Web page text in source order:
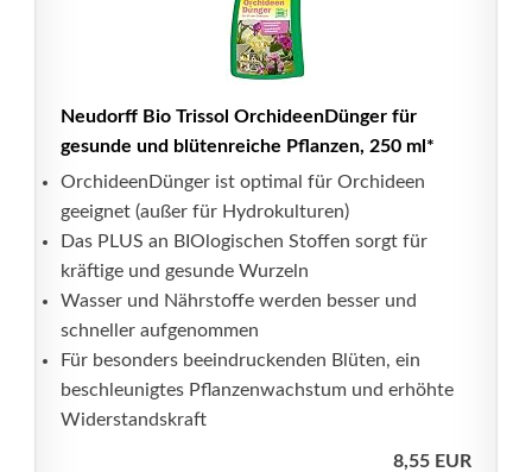
Neudorff Bio Trissol OrchideenDünger für
gesunde und blütenreiche Pflanzen, 250 ml*
OrchideenDünger ist optimal für Orchideen
geeignet (außer für Hydrokulturen)
Das PLUS an BIOlogischen Stoffen sorgt für
kräftige und gesunde Wurzeln
Wasser und Nährstoffe werden besser und
schneller aufgenommen
Für besonders beeindruckenden Blüten, ein
beschleunigtes Pflanzenwachstum und erhöhte
Widerstandskraft
8,55 EUR